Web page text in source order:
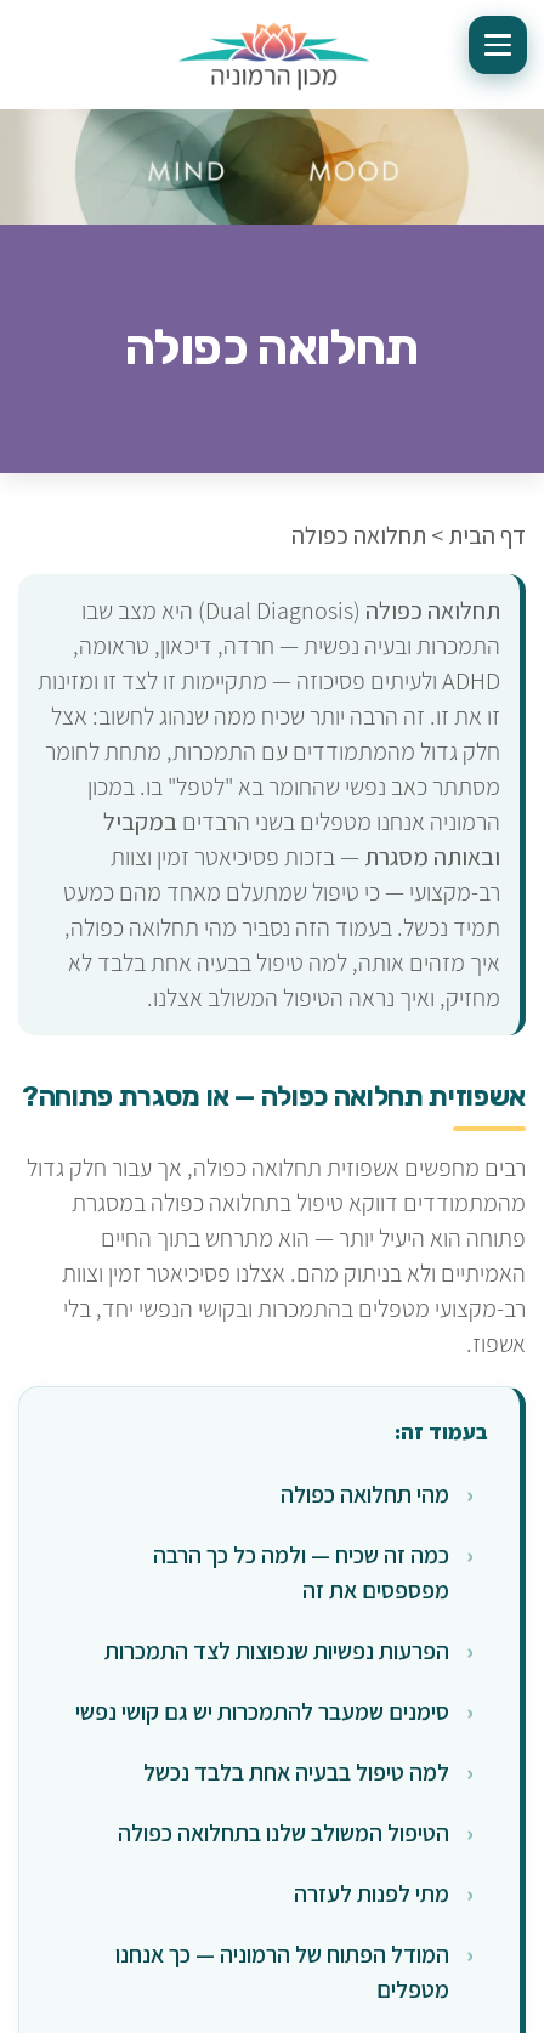
תחלואה כפולה
דף הבית> תחלואה כפולה
תחלואה כפולה
(Dual Diagnosis) היא מצב שבו
התמכרות ובעיה נפשית — חרדה, דיכאון, טראומה,
ADHD ולעיתים פסיכוזה — מתקיימות זו לצד זו ומזינות
זו את זו. זה הרבה יותר שכיח ממה שנהוג לחשוב: אצל
חלק גדול מהמתמודדים עם התמכרות, מתחת לחומר
מסתתר כאב נפשי שהחומר בא "לטפל" בו. במכון
הרמוניה אנחנו מטפלים בשני הרבדיםבמקביל
ובאותה מסגרת— בזכות פסיכיאטר זמין וצוות
רב-מקצועי — כי טיפול שמתעלם מאחד מהם כמעט
תמיד נכשל. בעמוד הזה נסביר מהי תחלואה כפולה,
איך מזהים אותה, למה טיפול בבעיה אחת בלבד לא
מחזיק, ואיך נראה הטיפול המשולב אצלנו.
אשפוזית תחלואה כפולה — או מסגרת פתוחה?
רבים מחפשים אשפוזית תחלואה כפולה, אך עבור חלק גדול
מהמתמודדים דווקא טיפול בתחלואה כפולה במסגרת
פתוחה הוא היעיל יותר — הוא מתרחש בתוך החיים
האמיתיים ולא בניתוק מהם. אצלנו פסיכיאטר זמין וצוות
רב-מקצועי מטפלים בהתמכרות ובקושי הנפשי יחד, בלי
אשפוז.
בעמוד זה:
מהי תחלואה כפולה
כמה זה שכיח — ולמה כל כך הרבה
מפספסים את זה
הפרעות נפשיות שנפוצות לצד התמכרות
סימנים שמעבר להתמכרות יש גם קושי נפשי
למה טיפול בבעיה אחת בלבד נכשל
הטיפול המשולב שלנו בתחלואה כפולה
מתי לפנות לעזרה
המודל הפתוח של הרמוניה — כך אנחנו
מטפלים